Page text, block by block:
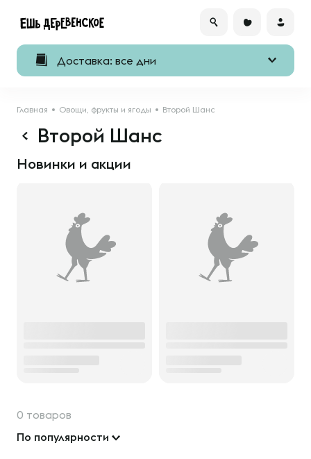
Доставка: все дни
Главная Овощи, фрукты и ягоды Второй Шанс
Второй Шанс
Новинки и акции
0 товаров
По популярности